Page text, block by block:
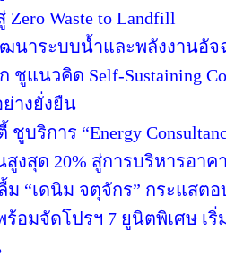
Waste to Landfill
ฒนาระบบน้ำและพลังงานอั
แนวคิด Self-Sustaining
างยั่งยืน
ชูบริการ “Energy
งสุด 20% สู่การบริหารอาค
“เดนิม จตุจักร” กระแสตอ
อมจัดโปรฯ 7 ยูนิตพิเศษ เริ่